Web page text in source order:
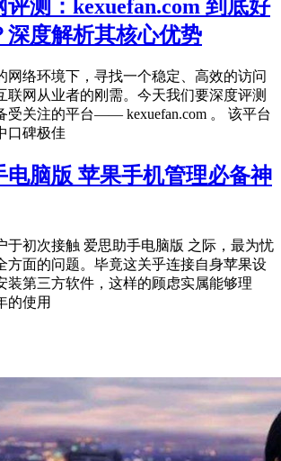
评测：kexuefan.com 到底好
深度解析其核心优势
网络环境下，寻找一个稳定、高效的访问
联网从业者的刚需。今天我们要深度评测
受关注的平台—— kexuefan.com 。 该平台
口碑极佳
电脑版 苹果手机管理必备神
于初次接触 爱思助手电脑版 之际，最为忧
方面的问题。毕竟这关乎连接自身苹果设
装第三方软件，这样的顾虑实属能够理
的使用